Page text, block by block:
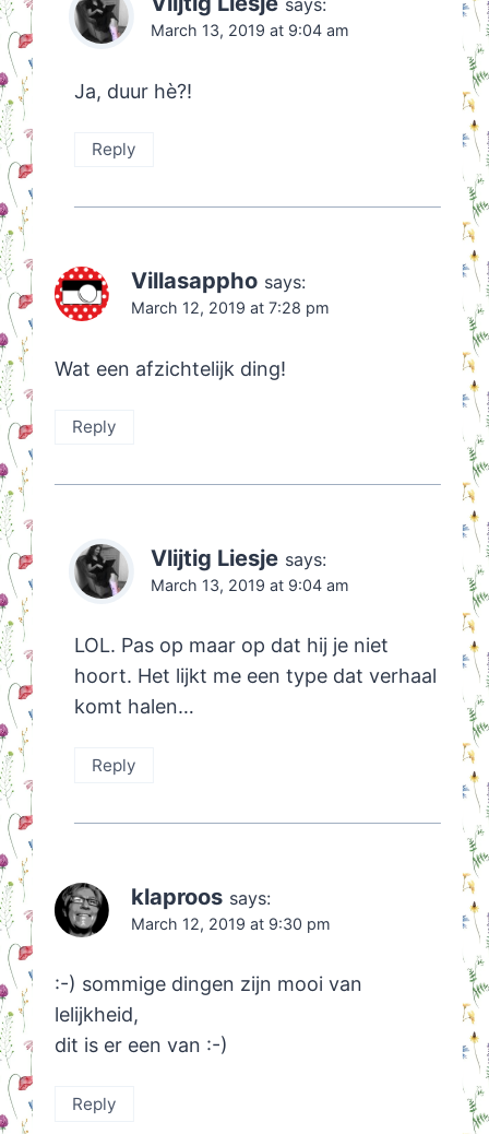
says:
March 13, 2019 at 9:04 am
Ja, duur hè?!
Reply
Villasappho says:
March 12, 2019 at 7:28 pm
Wat een afzichtelijk ding!
Reply
Vlijtig Liesje says:
March 13, 2019 at 9:04 am
LOL. Pas op maar op dat hij je niet
hoort. Het lijkt me een type dat verhaal
komt halen…
Reply
klaproos says:
March 12, 2019 at 9:30 pm
:-) sommige dingen zijn mooi van
lelijkheid,
dit is er een van :-)
Reply